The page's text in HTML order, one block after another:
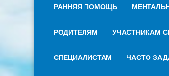
РАННЯЯ ПОМОЩЬ
РОДИТЕЛЯМ УЧАСТНИКАМ
СПЕЦИАЛИСТАМ ЧАСТО